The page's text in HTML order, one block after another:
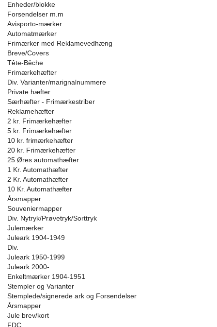
Enheder/blokke
Forsendelser m.m
Avisporto-mærker
Automatmærker
Frimærker med Reklamevedhæng
Breve/Covers
Tête-Bêche
Frimærkehæfter
Div. Varianter/marignalnummere
Private hæfter
Særhæfter - Frimærkestriber
Reklamehæfter
2 kr. Frimærkehæfter
5 kr. Frimærkehæfter
10 kr. frimærkehæfter
20 kr. Frimærkehæfter
25 Øres automathæfter
1 Kr. Automathæfter
2 Kr. Automathæfter
10 Kr. Automathæfter
Årsmapper
Souveniermapper
Div. Nytryk/Prøvetryk/Sorttryk
Julemærker
Juleark 1904-1949
Div.
Juleark 1950-1999
Juleark 2000-
Enkeltmærker 1904-1951
Stempler og Varianter
Stemplede/signerede ark og Forsendelser
Årsmapper
Jule brev/kort
FDC